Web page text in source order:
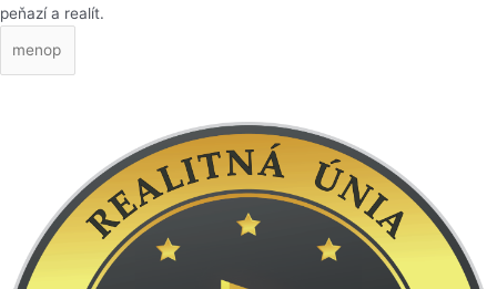
peňazí a realít.